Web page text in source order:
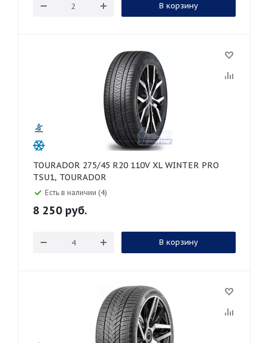
В корзину
TOURADOR 275/45 R20 110V XL WINTER PRO
TSU1, TOURADOR
Есть в наличии (4)
8 250 руб.
В корзину